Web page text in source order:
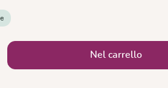
inserisci la quantità
Nel carrello